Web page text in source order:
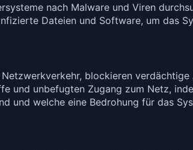
nach Malware und Viren
Dateien und Software, um das
blockieren
und unbefugten Zugang zum Netz,
und welche eine Bedrohung für das